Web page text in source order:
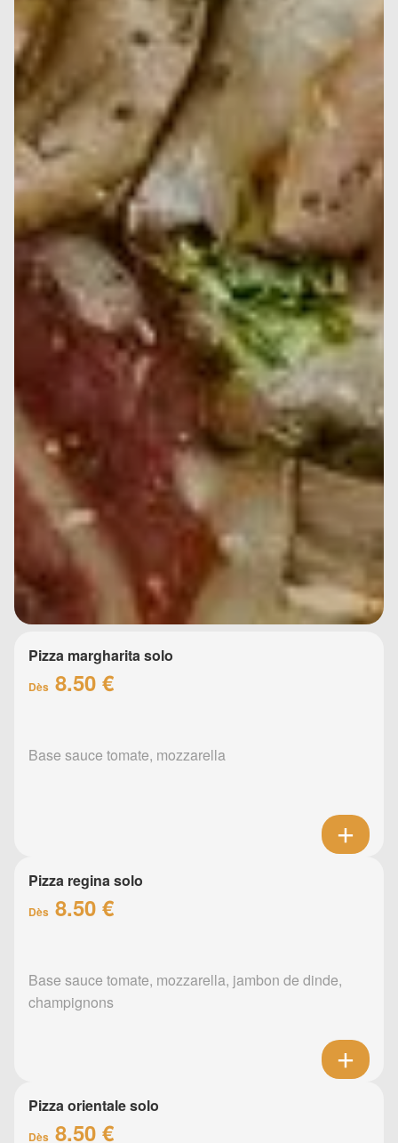
Pizza margharita solo
Dès 8.50 €
Base sauce tomate, mozzarella
Pizza regina solo
Dès 8.50 €
Base sauce tomate, mozzarella, jambon de dinde,
champignons
Pizza orientale solo
Dès 8.50 €